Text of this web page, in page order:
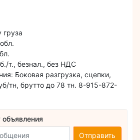
груза
т., безнал., без НДС
Боковая разгрузка, сцепки,
тн, брутто до 78 тн. 8-915-872-
Отправить